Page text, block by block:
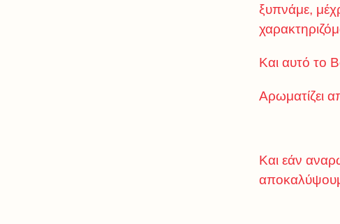
ξυπνάμε,
Και αυτό το
Αρωματίζει
Και εάν